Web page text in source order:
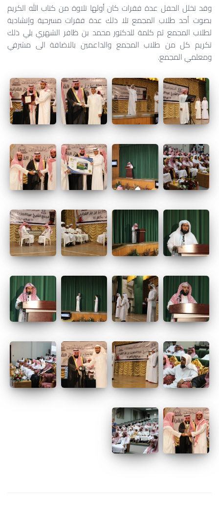
وقد تخلل الحفل عدة فقرات كان أولها تلاوة من كتاب الله الكريم
بصوت أحد طلاب المجمع تلا ذلك عدة فقرات مسرحية وإنشادية
لطلاب المجمع ثم كلمة للدكتور محمد بن ظافر الشهري يلي ذلك
تكريم كل من طلاب المجمع والداعمين بالاضافة الى مشرفي
ومعلمي المجمع.